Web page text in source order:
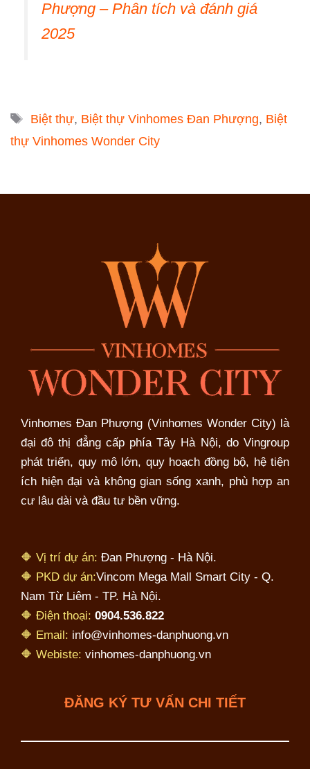
Phượng – Phân tích và đánh giá
2025
Tags
Biệt thự, Biệt thự Vinhomes Đan Phượng, Biệt
thự Vinhomes Wonder City
Vinhomes Đan Phượng (Vinhomes Wonder City) là
đại đô thị đẳng cấp phía Tây Hà Nội, do Vingroup
phát triển, quy mô lớn, quy hoạch đồng bộ, hệ tiện
ích hiện đại và không gian sống xanh, phù hợp an
cư lâu dài và đầu tư bền vững.
🔶 Vị trí dự án: Đan Phượng - Hà Nội.
🔶 PKD dự án:Vincom Mega Mall Smart City - Q.
Nam Từ Liêm - TP. Hà Nội.
🔶 Điện thoại: 0904.536.822
🔶 Email: info@vinhomes-danphuong.vn
🔶 Webiste: vinhomes-danphuong.vn
ĐĂNG KÝ TƯ VẤN CHI TIẾT